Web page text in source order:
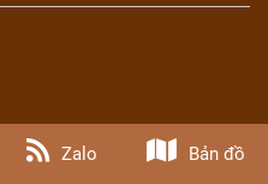
Zalo Bản đồ